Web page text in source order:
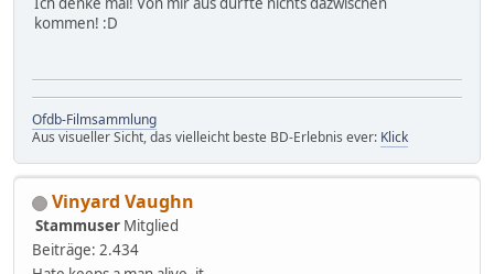
kommen! :D
Ofdb-Filmsammlung
Aus visueller Sicht, das vielleicht beste BD-Erlebnis ever: Klick
Vinyard Vaughn
Stammuser Mitglied
Beiträge: 2.434